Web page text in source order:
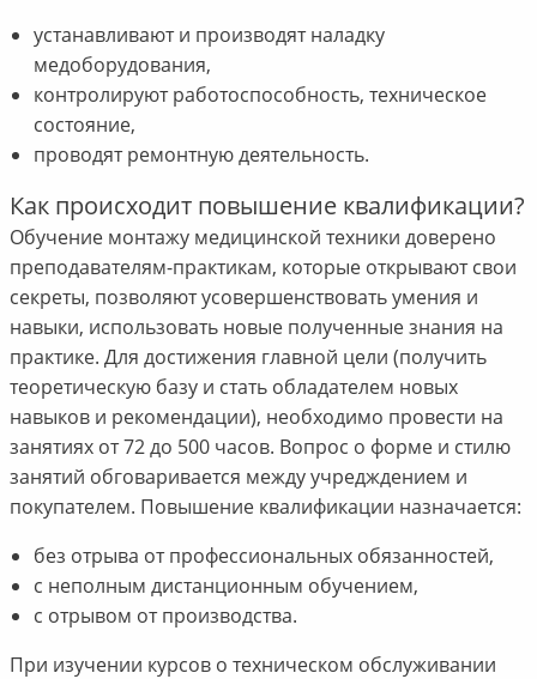
устанавливают и производят наладку
медоборудования,
контролируют работоспособность, техническое
состояние,
проводят ремонтную деятельность.
Как происходит повышение квалификации?
Обучение монтажу медицинской техники доверено
преподавателям-практикам, которые открывают свои
секреты, позволяют усовершенствовать умения и
навыки, использовать новые полученные знания на
практике. Для достижения главной цели (получить
теоретическую базу и стать обладателем новых
навыков и рекомендации), необходимо провести на
занятиях от 72 до 500 часов. Вопрос о форме и стилю
занятий обговаривается между учредждением и
покупателем. Повышение квалификации назначается:
без отрыва от профессиональных обязанностей,
с неполным дистанционным обучением,
с отрывом от производства.
При изучении курсов о техническом обслуживании